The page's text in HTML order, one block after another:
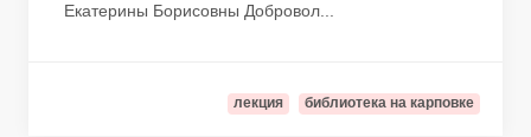
Екатерины Борисовны Добровол...
лекция библиотека на карповке